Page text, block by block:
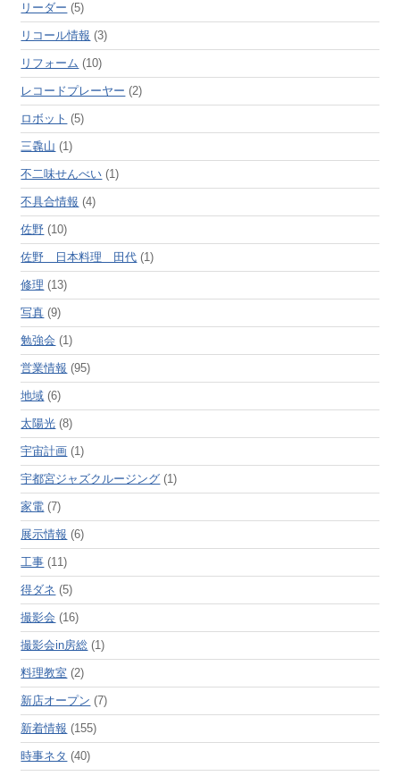
リーダー (5)
リコール情報 (3)
リフォーム (10)
レコードプレーヤー (2)
ロボット (5)
三毳山 (1)
不二味せんべい (1)
不具合情報 (4)
佐野 (10)
佐野 日本料理 田代 (1)
修理 (13)
写真 (9)
勉強会 (1)
営業情報 (95)
地域 (6)
太陽光 (8)
宇宙計画 (1)
宇都宮ジャズクルージング (1)
家電 (7)
展示情報 (6)
工事 (11)
得ダネ (5)
撮影会 (16)
撮影会in房総 (1)
料理教室 (2)
新店オープン (7)
新着情報 (155)
時事ネタ (40)